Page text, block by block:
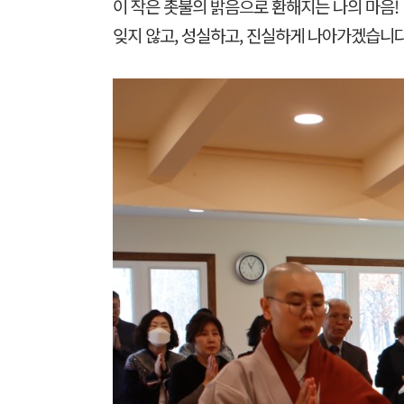
이 작은 촛불의 밝음으로 환해지는 나의 마음!
잊지 않고, 성실하고, 진실하게 나아가겠습니